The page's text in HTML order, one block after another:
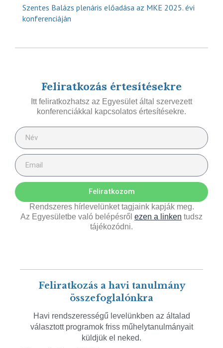
Szentes Balázs plenáris előadása az MKE 2025. évi
konferenciáján
Feliratkozás értesítésekre
Itt feliratkozhatsz az Egyesület által szervezett
konferenciákkal kapcsolatos értesítésekre.
Feliratkozom
Rendszeres hírlevelünket tagjaink kapják meg.
Az Egyesületbe való belépésről ezen a linken tudsz
tájékozódni.
Feliratkozás a havi tanulmány
összefoglalónkra
Havi rendszerességű levelünkben az általad
választott programok friss műhelytanulmányait
küldjük el neked.